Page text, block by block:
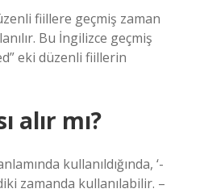
fiillere geçmiş zaman
Bu İngilizce geçmiş
eki düzenli fiillerin
alır mı?
kullanıldığında, ‘-
zamanda kullanılabilir. –